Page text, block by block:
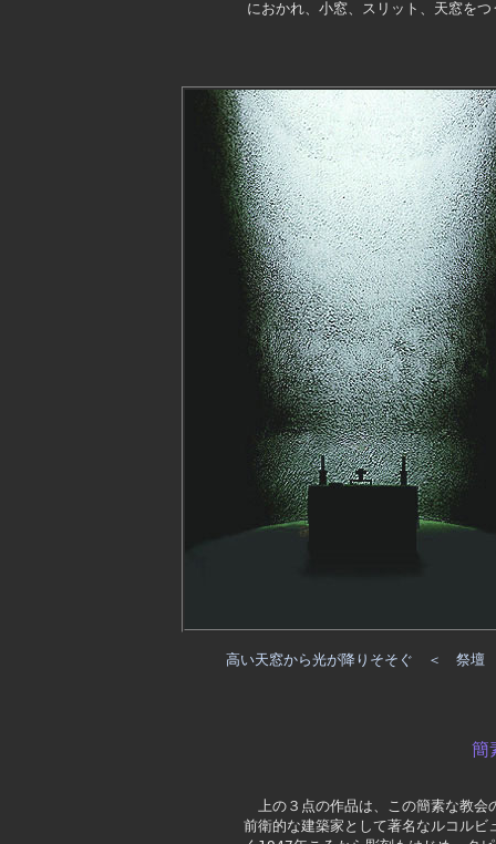
におかれ、小窓、スリット、天窓を
高い天窓から光が降りそそぐ ＜ 祭
簡
上の３点の作品は、この簡素な教
前衛的な建築家として著名なルコル